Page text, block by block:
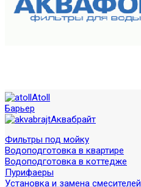
Atoll
Барьер
Аквабрайт
Фильтры под мойку
Водоподготовка в квартире
Водоподготовка в коттедже
Пурифаеры
Установка и замена смесителей